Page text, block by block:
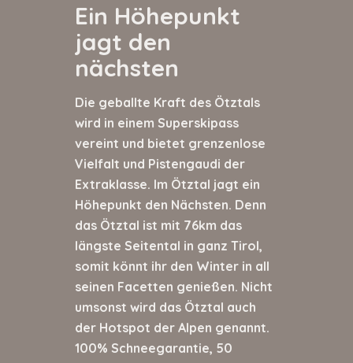
Ein Höhepunkt
jagt den
nächsten
Die geballte Kraft des Ötztals
wird in einem Superskipass
vereint und bietet grenzenlose
Vielfalt und Pistengaudi der
Extraklasse. Im Ötztal jagt ein
Höhepunkt den Nächsten. Denn
das Ötztal ist mit 76km das
längste Seitental in ganz Tirol,
somit könnt ihr den Winter in all
seinen Facetten genießen. Nicht
umsonst wird das Ötztal auch
der Hotspot der Alpen genannt.
100% Schneegarantie, 50